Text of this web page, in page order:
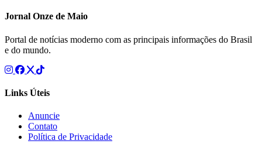
Jornal Onze de Maio
Portal de notícias moderno com as principais informações do Brasil
e do mundo.
Links Úteis
Anuncie
Contato
Política de Privacidade